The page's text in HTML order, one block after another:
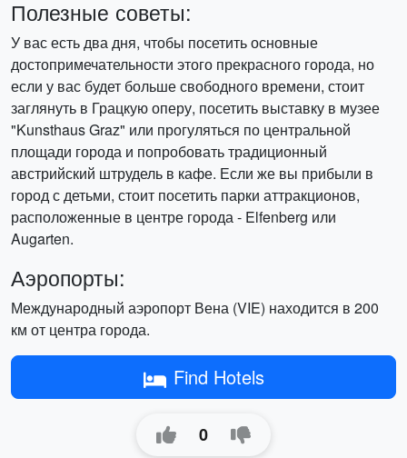
Полезные советы:
У вас есть два дня, чтобы посетить основные
достопримечательности этого прекрасного города, но
если у вас будет больше свободного времени, стоит
заглянуть в Грацкую оперу, посетить выставку в музее
"Kunsthaus Graz" или прогуляться по центральной
площади города и попробовать традиционный
австрийский штрудель в кафе. Если же вы прибыли в
город с детьми, стоит посетить парки аттракционов,
расположенные в центре города - Elfenberg или
Augarten.
Аэропорты:
Международный аэропорт Вена (VIE) находится в 200
км от центра города.
Find Hotels
0